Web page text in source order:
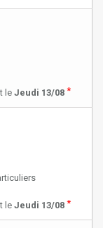
le Jeudi 13/08 *
le Jeudi 13/08 *